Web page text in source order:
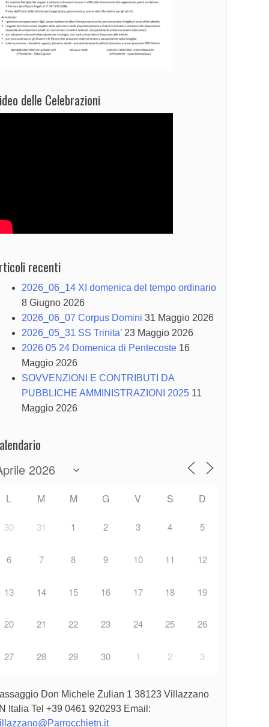
delle Celebrazioni
recenti
2026_06_14 XI domenica del tempo ordinario
8 Giugno 2026
2026_06_07 Corpus Domini 31 Maggio 2026
2026_05_31 SS Trinita’ 23 Maggio 2026
2026 05 24 Domenica di Pentecoste 16
Maggio 2026
SOVVENZIONI E CONTRIBUTI DA
PUBBLICHE AMMINISTRAZIONI 2025 11
Maggio 2026
L M M G V S D
30 31 1 2 3 4 5
6 7 8 9 10 11 12
13 14 15 16 17 18 19
20 21 22 23 24 25 26
27 28 29 30 1 2 3
Don Michele Zulian 1 38123 Villazzano
Italia Tel +39 0461 920293 Email: